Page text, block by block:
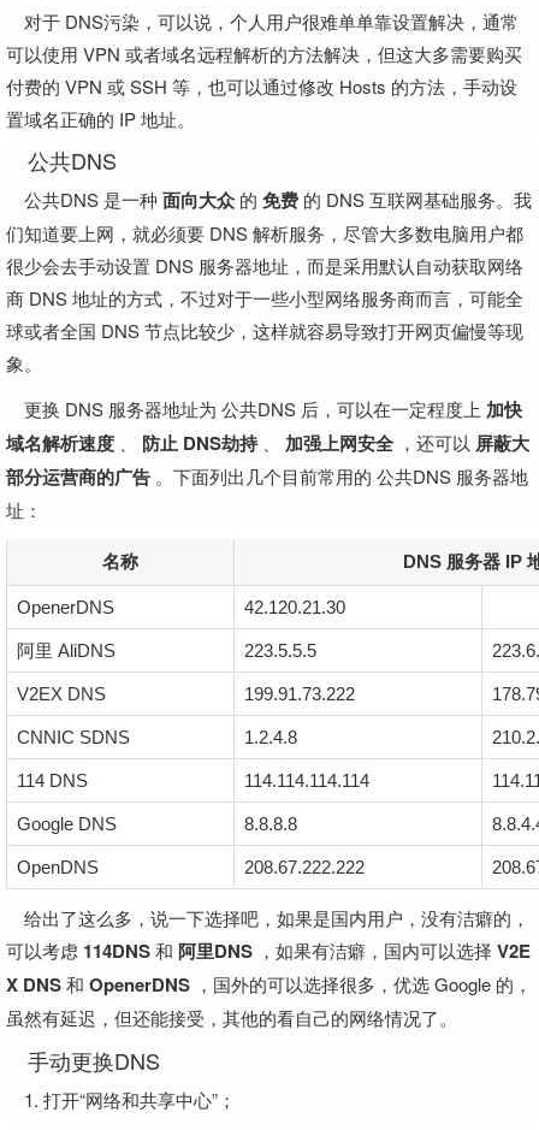
对于 DNS污染，可以说，个人用户很难单单靠设置解决，通常
可以使用 VPN 或者域名远程解析的方法解决，但这大多需要购买
付费的 VPN 或 SSH 等，也可以通过修改 Hosts 的方法，手动设
置域名正确的 IP 地址。
公共DNS
公共DNS 是一种 面向大众 的 免费 的 DNS 互联网基础服务。我
们知道要上网，就必须要 DNS 解析服务，尽管大多数电脑用户都
很少会去手动设置 DNS 服务器地址，而是采用默认自动获取网络
商 DNS 地址的方式，不过对于一些小型网络服务商而言，可能全
球或者全国 DNS 节点比较少，这样就容易导致打开网页偏慢等现
象。
更换 DNS 服务器地址为 公共DNS 后，可以在一定程度上 加快
域名解析速度
防止 DNS劫持、 加强上网安全，还可以 屏蔽大
部分运营商的广告 。下面列出几个目前常用的 公共DNS 服务器地
址：
名称 DNS 服务器 IP
OpenerDNS 42.120.21.30
阿里 AliDNS 223.5.5.5
V2EX DNS 199.91.73.222
CNNIC SDNS 1.2.4.8
114 DNS 114.114.114.114
Google DNS 8.8.8.8
OpenDNS 208.67.222.222
给出了这么多，说一下选择吧，如果是国内用户，没有洁癖的，
可以考虑 114DNS和 阿里DNS ，如果有洁癖，国内可以选择 V2E
X DNS和 OpenerDNS ，国外的可以选择很多，优选 Google 的，
虽然有延迟，但还能接受，其他的看自己的网络情况了。
手动更换DNS
1. 打开“网络和共享中心”；